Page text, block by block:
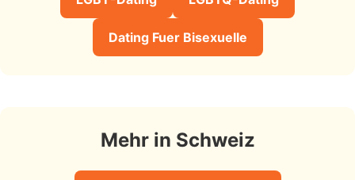
Dating Fuer Bisexuelle
Mehr in Schweiz